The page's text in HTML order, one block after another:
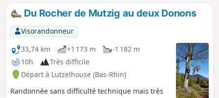
Du Rocher de Mutzig au deux Donons
Visorandonneur
33,74 km
+1 173 m
-1 182 m
10h
Très difficile
Départ à Lutzelhouse (Bas-Rhin)
Randonnée sans difficulté technique mais très